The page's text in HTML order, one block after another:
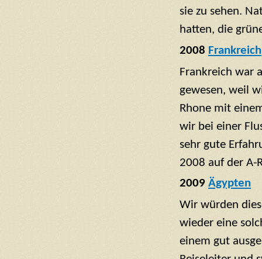
sie zu sehen.
hatten, die
2008 Frankreich
Frankreich war
gewesen, weil
Rhone mit
wir bei einer
sehr gute
2008 auf der A-
2009 Ägypten
Wir würden
wieder eine
einem gut